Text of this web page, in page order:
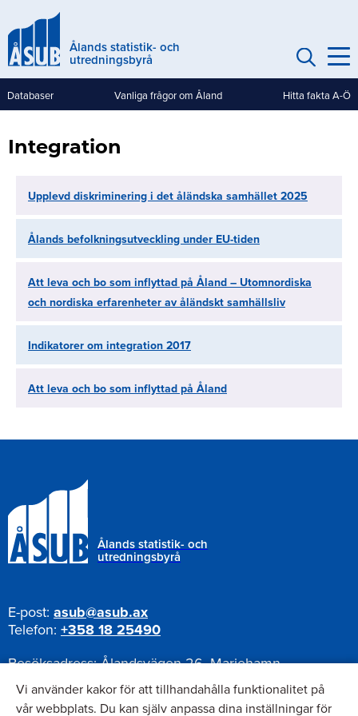
till
huvudinnehållÅlands statistik- och
utredningsbyrå
Genvägar
Databaser Vanliga frågor om Åland Hitta fakta A-Ö
Integration
Upplevd diskriminering i det åländska samhället 2025
Ålands befolkningsutveckling under EU-tiden
Att leva och bo som inflyttad på Åland – Utomnordiska
och nordiska erfarenheter av åländskt samhällsliv
Indikatorer om integration 2017
Att leva och bo som inflyttad på Åland
Ålands statistik- och
utredningsbyrå
E-post: asub@asub.ax
Telefon: +358 18 25490
Besöksadress:Ålandsvägen 26, Mariehamn
Postadress:
Pb 1187, AX-22111 Mariehamn
Vi använder kakor för att tillhandahålla funktionalitet på
vår webbplats. Du kan själv anpassa dina inställningar för